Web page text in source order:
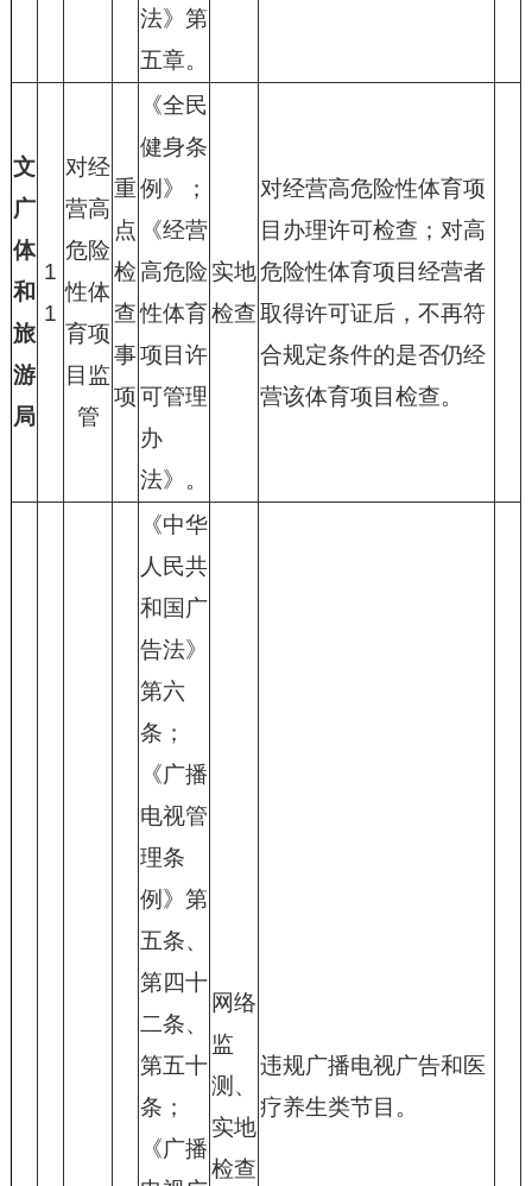
法》第
五章。
文
广
体
和
旅
游
局
1
1
对经
营高
危险
性体
育项
目监
管
重
点
检
查
事
项
《全民
健身条
例》；
《经营
高危险
性体育
项目许
可管理
办
法》。
实地
检查
对经营高危险性体育项
目办理许可检查；对高
危险性体育项目经营者
取得许可证后，不再符
合规定条件的是否仍经
营该体育项目检查。
《中华
人民共
和国广
告法》
第六
条；
《广播
电视管
理条
例》第
五条、
第四十
二条、
第五十
条；
《广播
网络
监
测、
实地
检查
违规广播电视广告和医
疗养生类节目。